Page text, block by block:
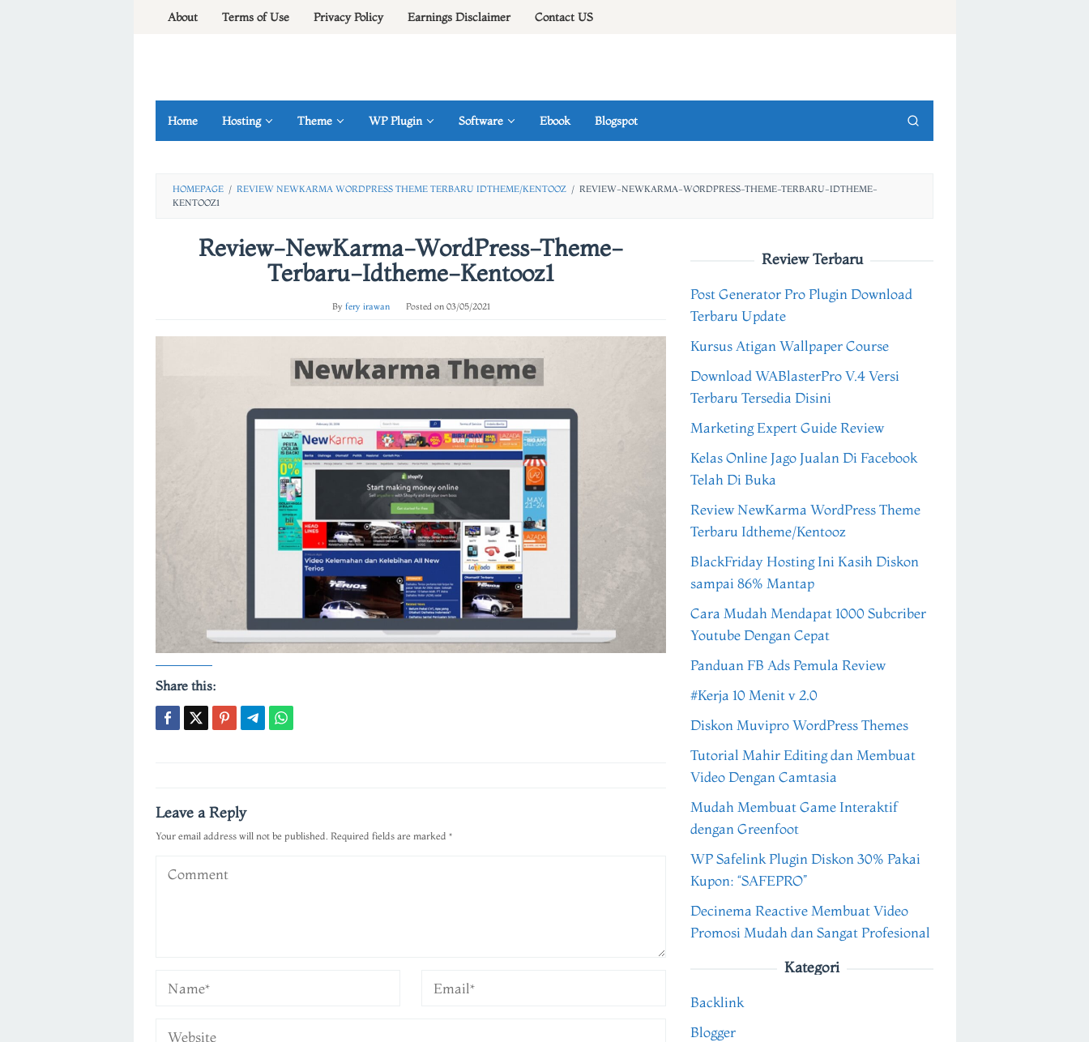
About Terms of Use Privacy Policy Earnings Disclaimer Contact US
Home Hosting Theme WP Plugin Software Ebook Blogspot
HOMEPAGE / REVIEW NEWKARMA WORDPRESS THEME TERBARU IDTHEME/KENTOOZ / REVIEW-NEWKARMA-WORDPRESS-THEME-TERBARU-IDTHEME-
KENTOOZ1
Review-NewKarma-WordPress-Theme-
Terbaru-Idtheme-Kentooz1
By fery irawan Posted on 03/05/2021
Share this:
navigation
Leave a Reply
Your email address will not be published. Required fields are marked *
Review Terbaru
Post Generator Pro Plugin Download
Terbaru Update
Kursus Atigan Wallpaper Course
Download WABlasterPro V.4 Versi
Terbaru Tersedia Disini
Marketing Expert Guide Review
Kelas Online Jago Jualan Di Facebook
Telah Di Buka
Review NewKarma WordPress Theme
Terbaru Idtheme/Kentooz
BlackFriday Hosting Ini Kasih Diskon
sampai 86% Mantap
Cara Mudah Mendapat 1000 Subcriber
Youtube Dengan Cepat
Panduan FB Ads Pemula Review
#Kerja 10 Menit v 2.0
Diskon Muvipro WordPress Themes
Tutorial Mahir Editing dan Membuat
Video Dengan Camtasia
Mudah Membuat Game Interaktif
dengan Greenfoot
WP Safelink Plugin Diskon 30% Pakai
Kupon: “SAFEPRO”
Decinema Reactive Membuat Video
Promosi Mudah dan Sangat Profesional
Kategori
Backlink
Blogger